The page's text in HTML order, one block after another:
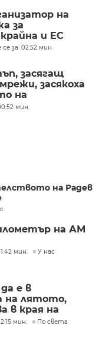
на
за
и ЕС
за: 02:52 мин.
засягащ
засякоха
на
мин.
на Радев
на АМ
мин. У нас
е в
на лятото,
в края на
мин. По света